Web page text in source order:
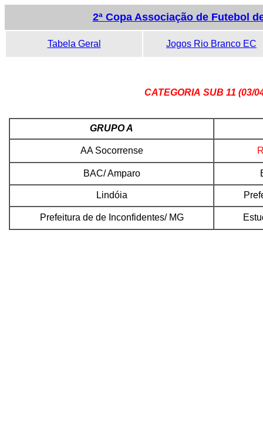
2ª Copa Associação de Futebol
Tabela Geral Jogos Rio Branco EC
CATEGORIA SUB 11 (03/
GRUPO A
AA Socorrense
BAC/ Amparo
Lindóia
Prefeitura de de Inconfidentes/ MG